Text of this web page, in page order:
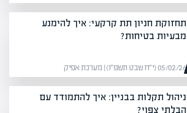
תחזוקת חניון תת קרקעי: איך להימנע
מבעיות בטיחות?
05/02/26 (י״ח שבט תשפ״ו) | מערכת אפיק
ניהול תקלות בבניין: איך להתמודד עם
הבלתי צפוי?